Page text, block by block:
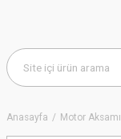
Anasayfa Motor Aksamı